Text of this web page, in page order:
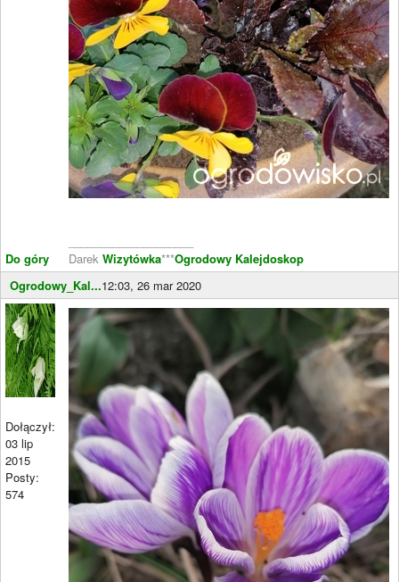
Do góry
Darek Wizytówka***Ogrodowy Kalejdoskop
Ogrodowy_Kal...12:03, 26 mar 2020
Dołączył:
03 lip
2015
Posty:
574